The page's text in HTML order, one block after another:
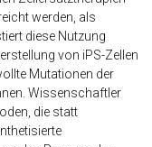
werden, als
diese Nutzung
von iPS-Zellen
Mutationen der
Wissenschaftler
die statt